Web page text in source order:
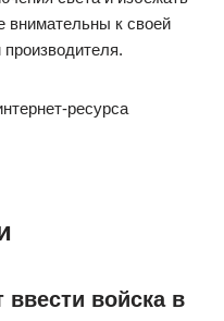
внимательны к своей
ресурса
войска в